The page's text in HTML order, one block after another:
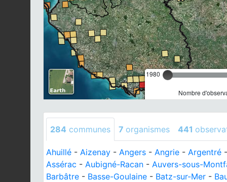
1980
Nombre
284 communes 7 organismes 441
Ahuillé - Aizenay - Angers - Angrie - Argentré
Assérac - Aubigné-Racan - Auvers-sous-
Barbâtre - Basse-Goulaine - Batz-sur-Mer -